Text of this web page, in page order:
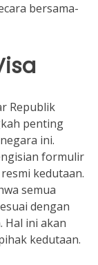
bersama-
Republik
penting
ini.
formulir
kedutaan.
semua
dengan
Hal ini akan
kedutaan.